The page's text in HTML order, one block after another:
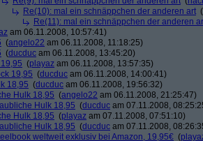
Re(10): mal ein schnäppchen der anderen art (
Re(11): mal ein schnäppchen der anderen
am 06.11.2008, 10:57:41)
(angelo22 am 06.11.2008, 11:18:25)
(ducduc am 06.11.2008, 13:45:20)
(playaz am 06.11.2008, 13:57:35)
19,95 (ducduc am 06.11.2008, 14:00:41)
18,95 (ducduc am 06.11.2008, 19:56:32)
Hulk 18,95 (angelo22 am 06.11.2008, 21:25:47)
Hulk 18,95 (ducduc am 07.11.2008,
Hulk 18,95 (playaz am 07.11.2008, 07:51:10)
Hulk 18,95 (ducduc am 07.11.2008,
weltweit exklusiv bei Amazon, 19,95€ (